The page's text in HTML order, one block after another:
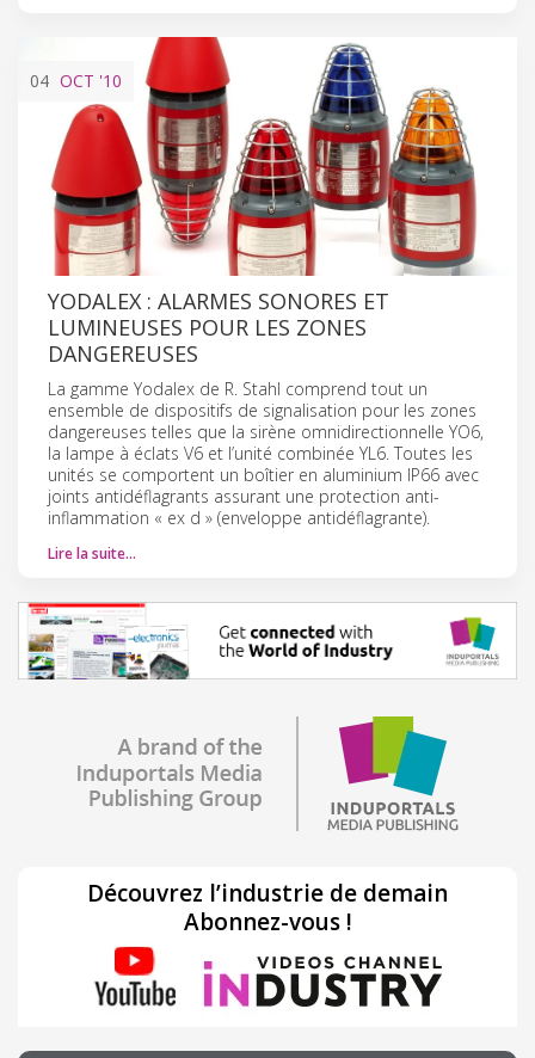
04 OCT '10
YODALEX : ALARMES SONORES ET
LUMINEUSES POUR LES ZONES
DANGEREUSES
La gamme Yodalex de R. Stahl comprend tout un
ensemble de dispositifs de signalisation pour les zones
dangereuses telles que la sirène omnidirectionnelle YO6,
la lampe à éclats V6 et l’unité combinée YL6. Toutes les
unités se comportent un boîtier en aluminium IP66 avec
joints antidéflagrants assurant une protection anti-
inflammation « ex d » (enveloppe antidéflagrante).
Lire la suite…
Découvrez l’industrie de demain
Abonnez-vous !